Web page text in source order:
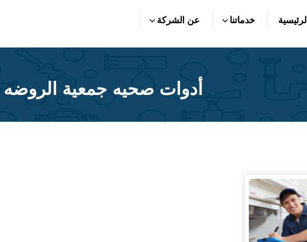
الرئيسية خدماتنا عن الشركة
أدوات صحيه جمعية الروضه